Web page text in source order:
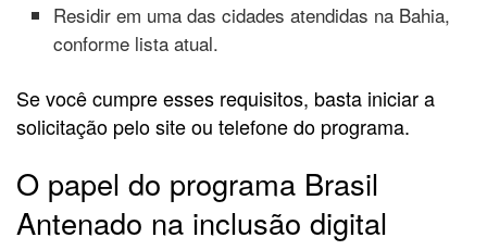
Residir em uma das cidades atendidas na Bahia,
conforme lista atual.
Se você cumpre esses requisitos, basta iniciar a
solicitação pelo site ou telefone do programa.
O papel do programa Brasil
Antenado na inclusão digital